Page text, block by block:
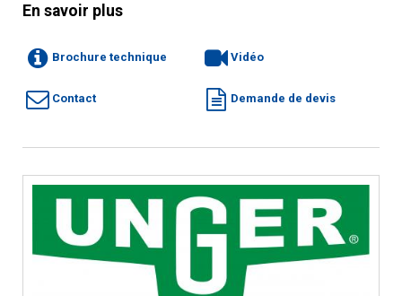
En savoir plus
Brochure technique Vidéo
Contact Demande de devis